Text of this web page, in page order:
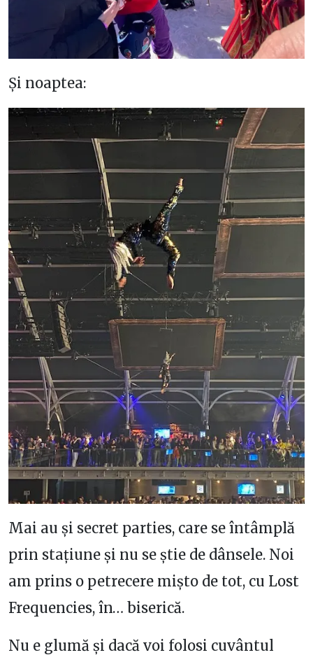
Și noaptea:
Mai au și secret parties, care se întâmplă
prin stațiune și nu se știe de dânsele. Noi
am prins o petrecere mișto de tot, cu Lost
Frequencies, în… biserică.
Nu e glumă și dacă voi folosi cuvântul